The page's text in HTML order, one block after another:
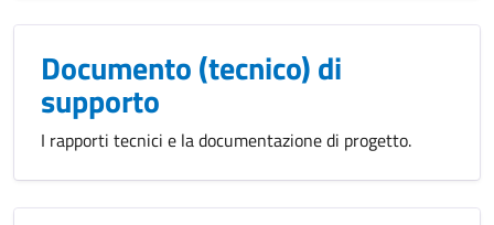
Documento (tecnico) di
supporto
I rapporti tecnici e la documentazione di progetto.